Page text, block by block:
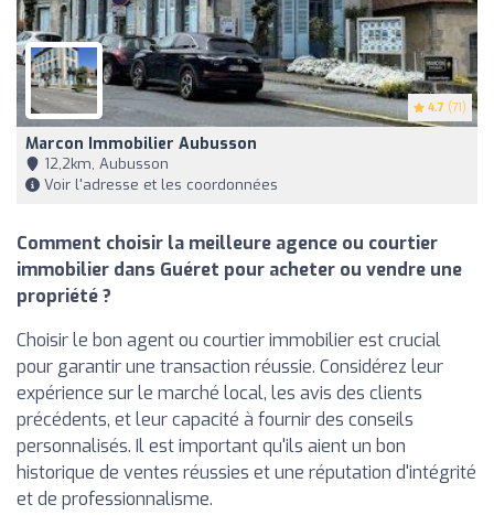
4.7 (71)
Marcon Immobilier Aubusson
12,2km, Aubusson
Voir l'adresse et les coordonnées
Comment choisir la meilleure agence ou courtier
immobilier dans Guéret pour acheter ou vendre une
propriété ?
Choisir le bon agent ou courtier immobilier est crucial
pour garantir une transaction réussie. Considérez leur
expérience sur le marché local, les avis des clients
précédents, et leur capacité à fournir des conseils
personnalisés. Il est important qu'ils aient un bon
historique de ventes réussies et une réputation d'intégrité
et de professionnalisme.